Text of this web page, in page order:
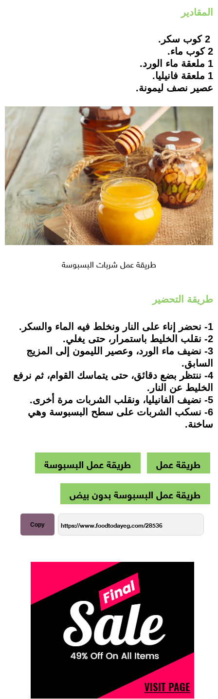
المقادير
2 كوب ماء.
1 ملعقة ماء الورد.
1 ملعقة فانيليا.
عصير نصف ليمونة.
طريقة عمل شربات البسبوسة
طريقة التحضير
1- نحضر إناء على النار ونخلط فيه الماء والسكر.
2- نقلب الخليط باستمرار، حتى يغلي.
3- نضيف ماء الورد، وعصير الليمون إلى المزيج
السابق.
4- ننتظر بضع دقائق، حتى يتماسك القوام، ثم نرفع
الخليط عن النار.
5- نضيف الفانيليا، ونقلب الشربات مرة أخرى.
6- نسكب الشربات على سطح البسبوسة وهي
ساخنة.
طريقة عمل
طريقة عمل البسبوسة
طريقة عمل البسبوسة بدون بيض
Copy